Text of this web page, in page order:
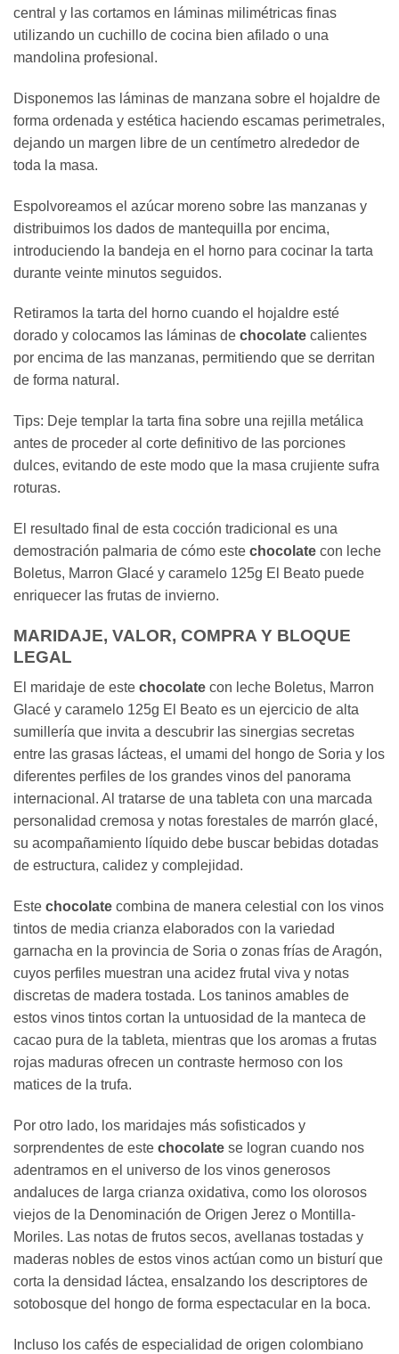
central y las cortamos en láminas milimétricas finas
utilizando un cuchillo de cocina bien afilado o una
mandolina profesional.
Disponemos las láminas de manzana sobre el hojaldre de
forma ordenada y estética haciendo escamas perimetrales,
dejando un margen libre de un centímetro alrededor de
toda la masa.
Espolvoreamos el azúcar moreno sobre las manzanas y
distribuimos los dados de mantequilla por encima,
introduciendo la bandeja en el horno para cocinar la tarta
durante veinte minutos seguidos.
Retiramos la tarta del horno cuando el hojaldre esté
dorado y colocamos las láminas de chocolate calientes
por encima de las manzanas, permitiendo que se derritan
de forma natural.
Tips: Deje templar la tarta fina sobre una rejilla metálica
antes de proceder al corte definitivo de las porciones
dulces, evitando de este modo que la masa crujiente sufra
roturas.
El resultado final de esta cocción tradicional es una
demostración palmaria de cómo este chocolate con leche
Boletus, Marron Glacé y caramelo 125g El Beato puede
enriquecer las frutas de invierno.
MARIDAJE, VALOR, COMPRA Y BLOQUE
LEGAL
El maridaje de este chocolate con leche Boletus, Marron
Glacé y caramelo 125g El Beato es un ejercicio de alta
sumillería que invita a descubrir las sinergias secretas
entre las grasas lácteas, el umami del hongo de Soria y los
diferentes perfiles de los grandes vinos del panorama
internacional. Al tratarse de una tableta con una marcada
personalidad cremosa y notas forestales de marrón glacé,
su acompañamiento líquido debe buscar bebidas dotadas
de estructura, calidez y complejidad.
Este chocolate combina de manera celestial con los vinos
tintos de media crianza elaborados con la variedad
garnacha en la provincia de Soria o zonas frías de Aragón,
cuyos perfiles muestran una acidez frutal viva y notas
discretas de madera tostada. Los taninos amables de
estos vinos tintos cortan la untuosidad de la manteca de
cacao pura de la tableta, mientras que los aromas a frutas
rojas maduras ofrecen un contraste hermoso con los
matices de la trufa.
Por otro lado, los maridajes más sofisticados y
sorprendentes de este chocolate se logran cuando nos
adentramos en el universo de los vinos generosos
andaluces de larga crianza oxidativa, como los olorosos
viejos de la Denominación de Origen Jerez o Montilla-
Moriles. Las notas de frutos secos, avellanas tostadas y
maderas nobles de estos vinos actúan como un bisturí que
corta la densidad láctea, ensalzando los descriptores de
sotobosque del hongo de forma espectacular en la boca.
Incluso los cafés de especialidad de origen colombiano